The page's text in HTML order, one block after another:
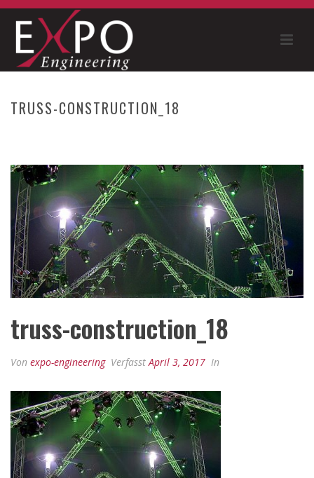
TRUSS-CONSTRUCTION_18
truss-construction_18
Von expo-engineering Verfasst April 3, 2017 In